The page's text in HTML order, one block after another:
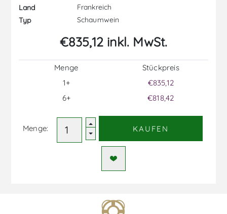
Land
Frankreich
Typ
Schaumwein
€835,12 inkl. MwSt.
Menge
1+
6+
Stückpreis
€835,12
€818,42
Menge: KAUFEN